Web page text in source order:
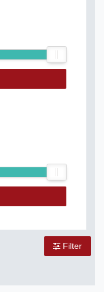
Filter